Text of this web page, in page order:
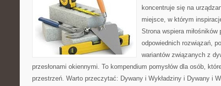
koncentruje się na
miejsce, w którym
Strona wspiera
odpowiednich rozwiązań,
wariantów związanych z
przesłonami okiennymi. To kompendium pomysłów dla osób,
przestrzeń. Warto przeczytać: Dywany i Wykładziny i Dywany i